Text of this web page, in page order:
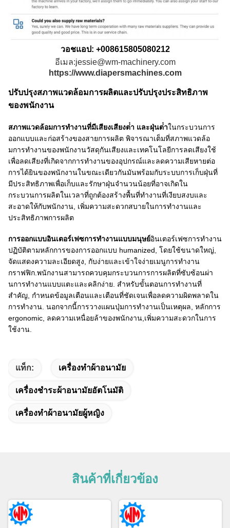
วอชแอป: +008615805080212
อีเมล:jessie@wm-machinery.com
https://www.diapersmachines.com
ปรับปรุงสภาพแวดล้อมการผลิตและปรับปรุงประสิทธิภาพ
ของพนักงาน
สภาพแวดล้อมการทํางานที่มีเสียงเสียงต่ํา และฝุ่นต่ําในกระบวนการ
ออกแบบและก่อสร้างของสายการผลิต พิจารณาเต็มที่สภาพแวดล้อ
มการทํางานของพนักงานวัสดุกันเสียงและเทคโนโลยีการลดเสียงใช้
เพื่อลดเสียงที่เกิดจากการทํางานของอุปกรณ์และลดความเสียหายต่อ
การได้ยินของพนักงานในขณะเดียวกันมันพร้อมกับระบบการเก็บฝุ่นที่
มีประสิทธิภาพเพื่อเก็บและรักษาฝุ่นจํานวนน้อยที่อาจเกิดใน
กระบวนการผลิตในเวลาที่ถูกต้องสร้างพื้นที่ทํางานที่เงียบสงบและ
สะอาดให้กับพนักงาน, เพิ่มความสะดวกสบายในการทํางานและ
ประสิทธิภาพการผลิต
การออกแบบอินเตอร์เฟซการทํางานแบบมนุษย์อินเตอร์เฟซการทํางาน
ปฏิบัติตามหลักการของการออกแบบ humanized, โดยใช้ขนาดใหญ่,
จัดแสดงความละเอียดสูง, กับง่ายและเข้าใจง่ายเมนูการทํางาน
กราฟฟิก.พนักงานสามารถควบคุมกระบวนการการผลิตที่ซับซ้อนผ่า
นการทํางานแบบแตะและคลิกง่าย. สําหรับขั้นตอนการทํางานที่
สําคัญ, กําหนดข้อมูลเตือนและเตือนที่ชัดเจนเพื่อลดความผิดพลาดใน
การทํางาน. นอกจากนี้การวางแผนปุ่มการทํางานเป็นเหตุผล, หลักการ
ergonomic, ลดความเหนื่อยล้าของพนักงาน,เพิ่มความสะดวกในการ
ใช้งาน.
แท็ก: เครื่องทําผ้าอนามัย
เครื่องชําระผ้าอนามัยอัตโนมัติ
เครื่องทําผ้าอนามัยผู้หญิง
สินค้าที่เกี่ยวข้อง